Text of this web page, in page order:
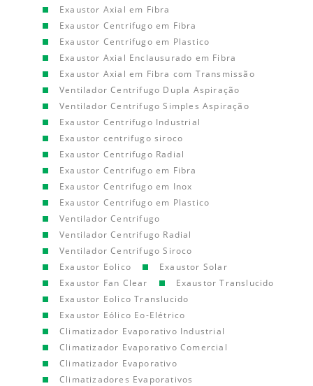
Exaustor Axial em Fibra
Exaustor Centrifugo em Fibra
Exaustor Centrifugo em Plastico
Exaustor Axial Enclausurado em Fibra
Exaustor Axial em Fibra com Transmissão
Ventilador Centrifugo Dupla Aspiração
Ventilador Centrifugo Simples Aspiração
Exaustor Centrifugo Industrial
Exaustor centrifugo siroco
Exaustor Centrifugo Radial
Exaustor Centrifugo em Fibra
Exaustor Centrifugo em Inox
Exaustor Centrifugo em Plastico
Ventilador Centrifugo
Ventilador Centrifugo Radial
Ventilador Centrifugo Siroco
Exaustor Eolico
Exaustor Solar
Exaustor Fan Clear
Exaustor Translucido
Exaustor Eolico Translucido
Exaustor Eólico Eo-Elétrico
Climatizador Evaporativo Industrial
Climatizador Evaporativo Comercial
Climatizador Evaporativo
Climatizadores Evaporativos